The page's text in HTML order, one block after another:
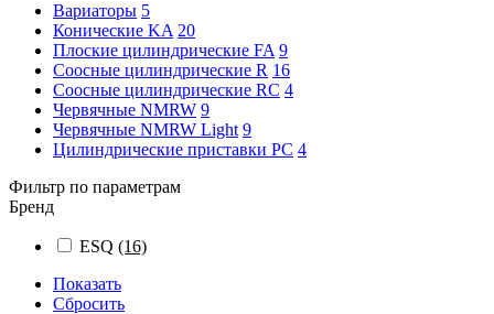
Вариаторы 5
Конические KA 20
Плоские цилиндрические FA 9
Соосные цилиндрические R 16
Соосные цилиндрические RC 4
Червячные NMRW 9
Червячные NMRW Light 9
Цилиндрические приставки PC 4
Фильтр по параметрам
Бренд
ESQ (16)
Показать
Сбросить